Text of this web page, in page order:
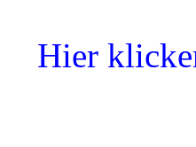
Hier